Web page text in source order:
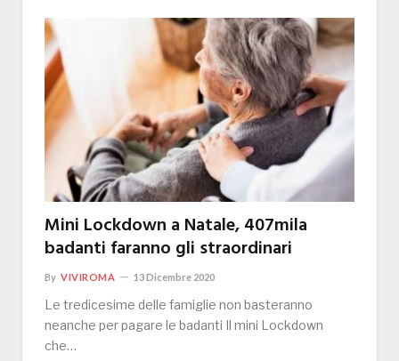
Mini Lockdown a Natale, 407mila
badanti faranno gli straordinari
By VIVIROMA 13 Dicembre 2020
Le tredicesime delle famiglie non basteranno
neanche per pagare le badanti Il mini Lockdown
che…